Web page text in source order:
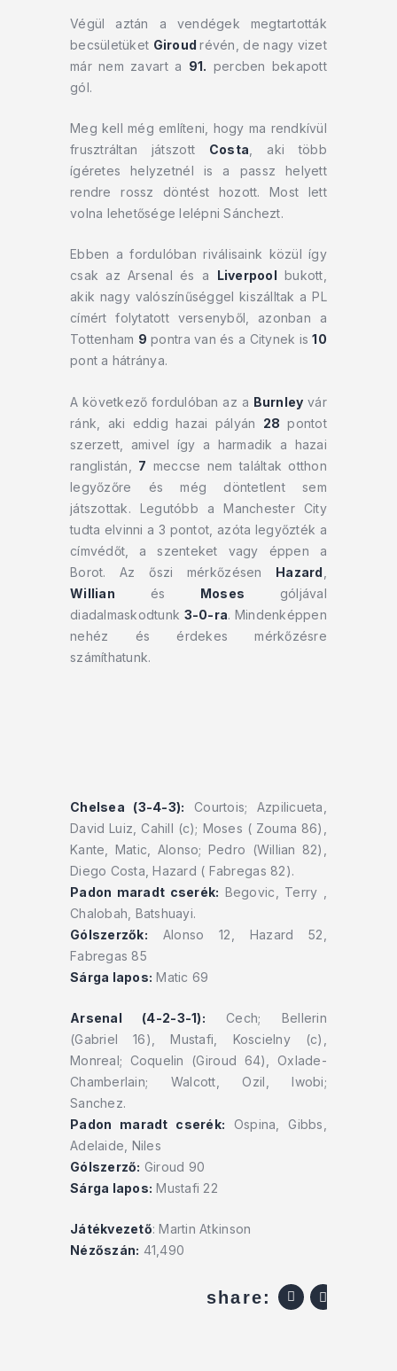
Végül aztán a vendégek megtartották
becsületüket Giroudrévén, de nagy vizet
már nem zavart a 91. percben bekapott
gól.
Meg kell még említeni, hogy ma rendkívül
frusztráltan játszott Costa , aki több
ígéretes helyzetnél is a passz helyett
rendre rossz döntést hozott. Most lett
volna lehetősége lelépni Sánchezt.
Ebben a fordulóban riválisaink közül így
csak az Arsenal és a Liverpool bukott,
akik nagy valószínűséggel kiszálltak a PL
címért folytatott versenyből, azonban a
Tottenham 9 pontra van és a Citynek is10
pont a hátránya.
A következő fordulóban az a Burnley vár
ránk, aki eddig hazai pályán 28 pontot
szerzett, amivel így a harmadik a hazai
ranglistán, 7 meccse nem találtak otthon
legyőzőre és még döntetlent sem
játszottak. Legutóbb a Manchester City
tudta elvinni a 3 pontot, azóta legyőzték a
címvédőt, a szenteket vagy éppen a
Borot. Az őszi mérkőzésen Hazard
Willian és Moses góljával
diadalmaskodtunk 3-0-ra. Mindenképpen
nehéz és érdekes mérkőzésre
számíthatunk.
Chelsea (3-4-3): Courtois; Azpilicueta,
David Luiz, Cahill (c); Moses ( Zouma 86),
Kante, Matic, Alonso; Pedro (Willian 82),
Diego Costa, Hazard ( Fabregas 82).
Padon maradt cserék: Begovic, Terry ,
Chalobah, Batshuayi.
Gólszerzők: Alonso 12, Hazard 52,
Fabregas 85
Sárga lapos: Matic 69
Arsenal (4-2-3-1): Cech; Bellerin
(Gabriel 16), Mustafi, Koscielny (c),
Monreal; Coquelin (Giroud 64), Oxlade-
Chamberlain; Walcott, Ozil, Iwobi;
Sanchez.
Padon maradt cserék: Ospina, Gibbs,
Adelaide, Niles
Gólszerző: Giroud 90
Sárga lapos: Mustafi 22
Játékvezető: Martin Atkinson
Nézőszán: 41,490
share: